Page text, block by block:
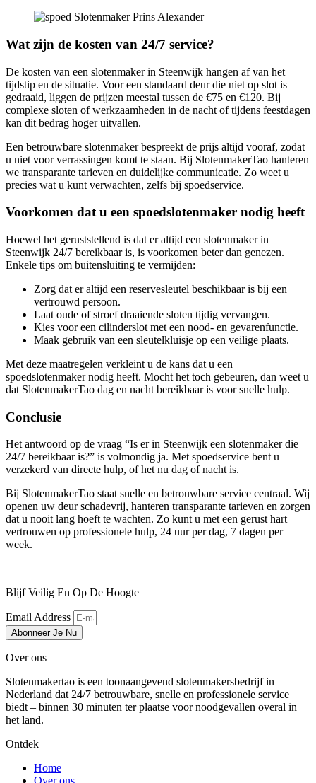
Wat zijn de kosten van 24/7 service?
De kosten van een slotenmaker in Steenwijk hangen af van het
tijdstip en de situatie. Voor een standaard deur die niet op slot is
gedraaid, liggen de prijzen meestal tussen de €75 en €120. Bij
complexe sloten of werkzaamheden in de nacht of tijdens feestdagen
kan dit bedrag hoger uitvallen.
Een betrouwbare slotenmaker bespreekt de prijs altijd vooraf, zodat
u niet voor verrassingen komt te staan. Bij SlotenmakerTao hanteren
we transparante tarieven en duidelijke communicatie. Zo weet u
precies wat u kunt verwachten, zelfs bij spoedservice.
Voorkomen dat u een spoedslotenmaker nodig heeft
Hoewel het geruststellend is dat er altijd een slotenmaker in
Steenwijk 24/7 bereikbaar is, is voorkomen beter dan genezen.
Enkele tips om buitensluiting te vermijden:
Zorg dat er altijd een reservesleutel beschikbaar is bij een
vertrouwd persoon.
Laat oude of stroef draaiende sloten tijdig vervangen.
Kies voor een cilinderslot met een nood- en gevarenfunctie.
Maak gebruik van een sleutelkluisje op een veilige plaats.
Met deze maatregelen verkleint u de kans dat u een
spoedslotenmaker nodig heeft. Mocht het toch gebeuren, dan weet u
dat SlotenmakerTao dag en nacht bereikbaar is voor snelle hulp.
Conclusie
Het antwoord op de vraag “Is er in Steenwijk een slotenmaker die
24/7 bereikbaar is?” is volmondig ja. Met spoedservice bent u
verzekerd van directe hulp, of het nu dag of nacht is.
Bij SlotenmakerTao staat snelle en betrouwbare service centraal. Wij
openen uw deur schadevrij, hanteren transparante tarieven en zorgen
dat u nooit lang hoeft te wachten. Zo kunt u met een gerust hart
vertrouwen op professionele hulp, 24 uur per dag, 7 dagen per
week.
Blijf Veilig En Op De Hoogte
Email Address
Abonneer Je Nu
Over ons
Slotenmakertao is een toonaangevend slotenmakersbedrijf in
Nederland dat 24/7 betrouwbare, snelle en professionele service
biedt – binnen 30 minuten ter plaatse voor noodgevallen overal in
het land.
Ontdek
Home